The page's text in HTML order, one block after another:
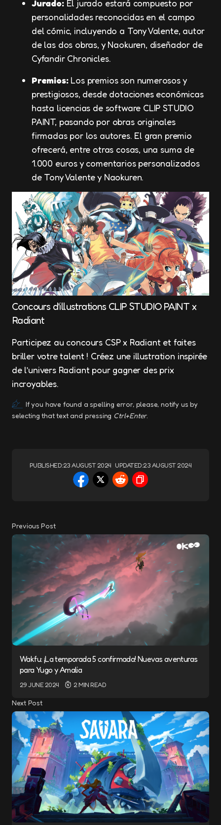
Jurado:El jurado estará compuesto por
personalidades reconocidas en el campo
del cómic, incluyendo a Tony Valente, autor
de las dos obras, y Naokuren, diseñador de
Cyfandir Chronicles.
Premios:Los premios son numerosos y
prestigiosos, desde dotaciones económicas
hasta licencias de software CLIP STUDIO
PAINT, pasando por obras originales
firmadas por los autores. El gran premio
ofrecerá, entre otras cosas, una suma de
1.000 euros y comentarios personalizados
de Tony Valente y Naokuren.
Concours d’illustrations CLIP STUDIO PAINT x
Radiant
Participez au concours CSP x Radiant et faites
briller votre talent ! Créez une illustration inspirée
de l’univers Radiant pour gagner des prix
incroyables.
If you have found a spelling error, please, notify us by
selecting that text and pressing Ctrl+Enter.
PUBLISHED:23 AUGUST 2024 UPDATED:23 AUGUST 2024
Previous Post
Wakfu: ¡La temporada 5 confirmada! Nuevas aventuras
para Yugo y Amalia
29 JUNE 2024 2 MIN READ
Next Post